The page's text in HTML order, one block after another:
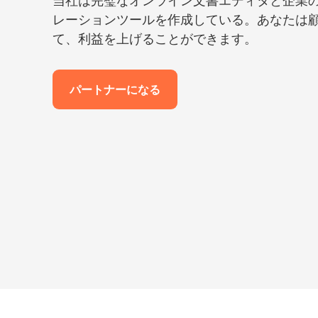
レーションツールを作成している。あなたは
て、利益を上げることができます。
パートナーになる